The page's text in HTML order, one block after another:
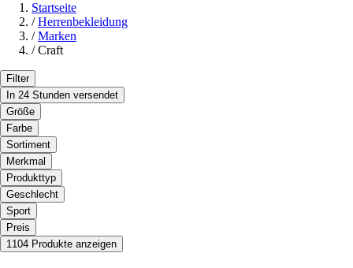
Startseite
/ Herrenbekleidung
/ Marken
/ Craft
Filter
In 24 Stunden versendet
Größe
Farbe
Sortiment
Merkmal
Produkttyp
Geschlecht
Sport
Preis
1104 Produkte anzeigen